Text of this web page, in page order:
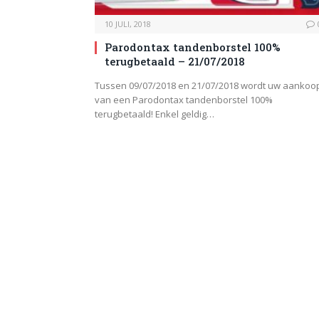
10 JULI, 2018
Parodontax tandenborstel 100%
terugbetaald – 21/07/2018
Tussen 09/07/2018 en 21/07/2018 wordt uw
van een Parodontax tandenborstel 100%
terugbetaald! Enkel geldig…